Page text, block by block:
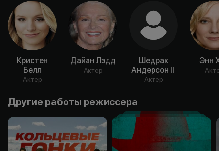
Кристен
Белл
Актёр
Дайан Лэдд
Актёр
Шедрак
Андерсон III
Актёр
Энн
Другие работы режиссера